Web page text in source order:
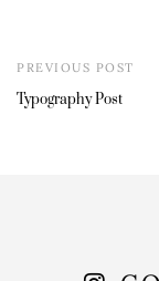
PREVIOUS POST
Typography Post